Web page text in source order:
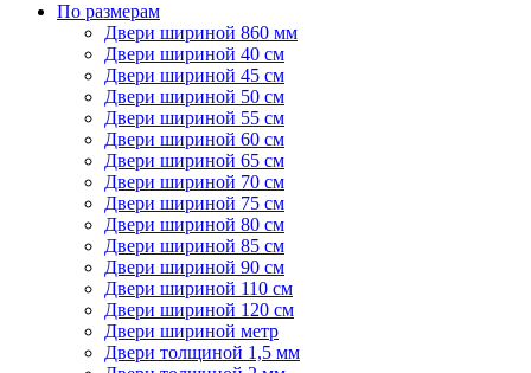
По размерам
Двери шириной 860 мм
Двери шириной 40 см
Двери шириной 45 см
Двери шириной 50 см
Двери шириной 55 см
Двери шириной 60 см
Двери шириной 65 см
Двери шириной 70 см
Двери шириной 75 см
Двери шириной 80 см
Двери шириной 85 см
Двери шириной 90 см
Двери шириной 110 см
Двери шириной 120 см
Двери шириной метр
Двери толщиной 1,5 мм